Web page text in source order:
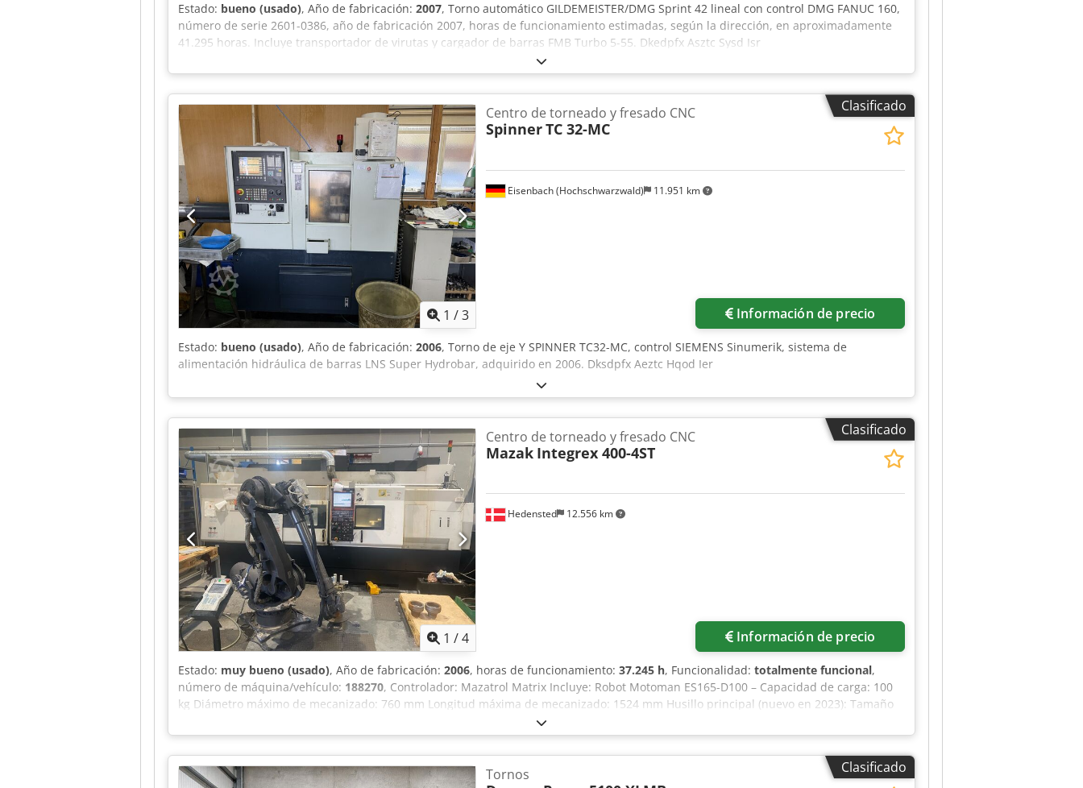
Estado: bueno (usado), Año de fabricación: 2007, Torno automático GILDEMEISTER/DMG Sprint 42 lineal con control DMG FANUC 160,
número de serie 2601-0386, año de fabricación 2007, horas de funcionamiento estimadas, según la dirección, en aproximadamente
41.295 horas. Incluye transportador de virutas y cargador de barras FMB Turbo 5-55. Dkedpfx Asztc Sysd Isr
Clasificado
1 /3
Eisenbach (Hochschwarzwald) 11.951 km
Centro de torneado y fresado CNC
SpinnerTC 32-MC
Información de precio
Estado: bueno (usado), Año de fabricación: 2006, Torno de eje Y SPINNER TC32-MC, control SIEMENS Sinumerik, sistema de
alimentación hidráulica de barras LNS Super Hydrobar, adquirido en 2006. Dksdpfx Aeztc Hqod Ier
Clasificado
1 /4
Hedensted 12.556 km
Centro de torneado y fresado CNC
Mazak Integrex 400-4ST
Información de precio
Estado: muy bueno (usado), Año de fabricación: 2006, horas de funcionamiento: 37.245 h, Funcionalidad: totalmente funcional,
número de máquina/vehículo: 188270, Controlador: Mazatrol Matrix Incluye: Robot Motoman ES165-D100 – Capacidad de carga: 100
kg Diámetro máximo de mecanizado: 760 mm Longitud máxima de mecanizado: 1524 mm Husillo principal (nuevo en 2023): Tamaño
del mandril: 12 Velocidad máxima: 3300 rpm Dedpfjztb D Usx Ad Iskr Potencia del motor: 30 kW / 40,0 CV Husillo de fresado: Recorrido
del eje B: 225° Capacidad del almacén: 20 Velocidad máxima: 12000 rpm Potencia del motor: 19 kW / 25 CV Ejes de avance: Recorrido:
X = 630 mm Y = 230 mm Z = 1585 mm Husillo principal y secundario completamente integrados en el eje Z.
Clasificado
Tornos